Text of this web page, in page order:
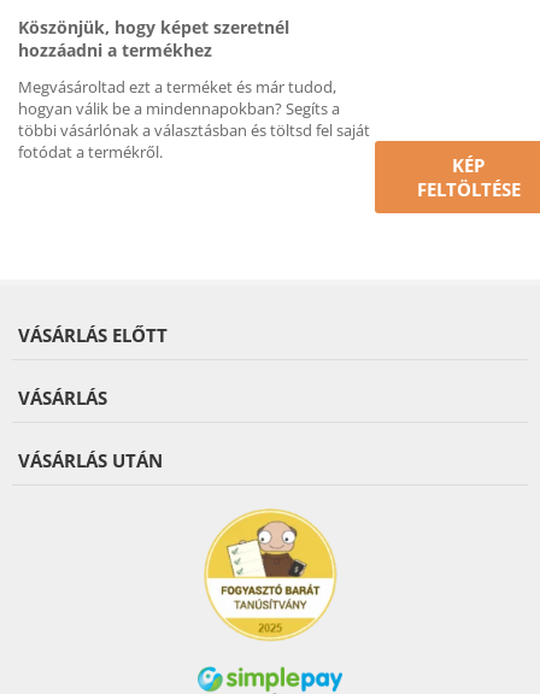
Köszönjük, hogy képet szeretnél
hozzáadni a termékhez
Megvásároltad ezt a terméket és már tudod,
hogyan válik be a mindennapokban? Segíts a
többi vásárlónak a választásban és töltsd fel saját
fotódat a termékről.
KÉP
FELTÖLTÉSE
VÁSÁRLÁS ELŐTT
VÁSÁRLÁS
VÁSÁRLÁS UTÁN